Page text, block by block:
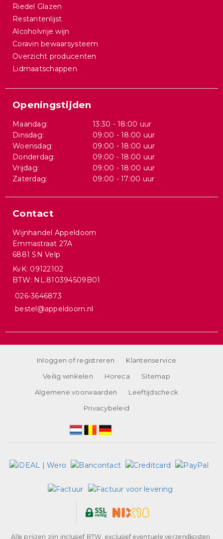
Riedel Glazen
Restantenlijst
Alcoholvrije wijn
Coravin bewaarsysteem
Overzicht producenten
Lidmaatschappen
Openingstijden
Maandag:
13:30 - 18:00 uur
Dinsdag:
09:00 - 18:00 uur
Woensdag:
09:00 - 18:00 uur
Donderdag:
09:00 - 18:00 uur
Vrijdag:
09:00 - 18:00 uur
Zaterdag:
09:00 - 17:00 uur
Contact
Wijnhandel Appeldoorn
Emmastraat 27A
6881 SN Velp
KvK: 09122102
BTW: NL.810394509B01
026-3646873
bestel@appeldoorn.nl
Inloggen of registreren
Klantenservice
Veilig winkelen
Horeca
Sitemap
Algemene voorwaarden
Leeftijdscheck
Privacybeleid
Alle prijzen zijn inclusief BTW, exclusief eventuele verzendkosten.